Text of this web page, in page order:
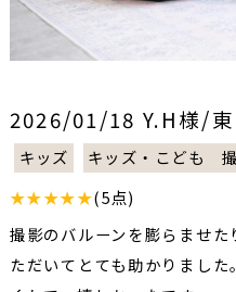
2026/01/18 Y.H様/
キッズ
キッズ・こども
★★★★★(5点)
撮影のバルーンを膨らませ
ただいてとても助かりまし